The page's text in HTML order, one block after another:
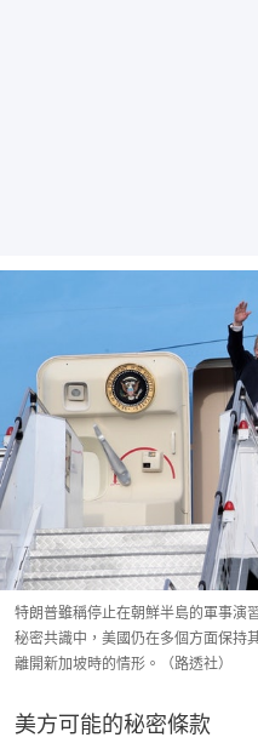
特朗普雖稱停止在朝鮮半島的軍事演
秘密共識中，美國仍在多個方面保持
離開新加坡時的情形。（路透社）
美方可能的秘密條款